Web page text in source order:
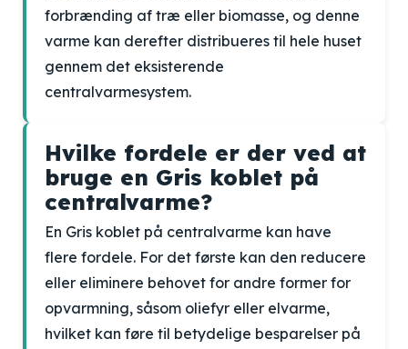
forbrænding af træ eller biomasse, og denne
varme kan derefter distribueres til hele huset
gennem det eksisterende
centralvarmesystem.
Hvilke fordele er der ved at
bruge en Gris koblet på
centralvarme?
En Gris koblet på centralvarme kan have
flere fordele. For det første kan den reducere
eller eliminere behovet for andre former for
opvarmning, såsom oliefyr eller elvarme,
hvilket kan føre til betydelige besparelser på